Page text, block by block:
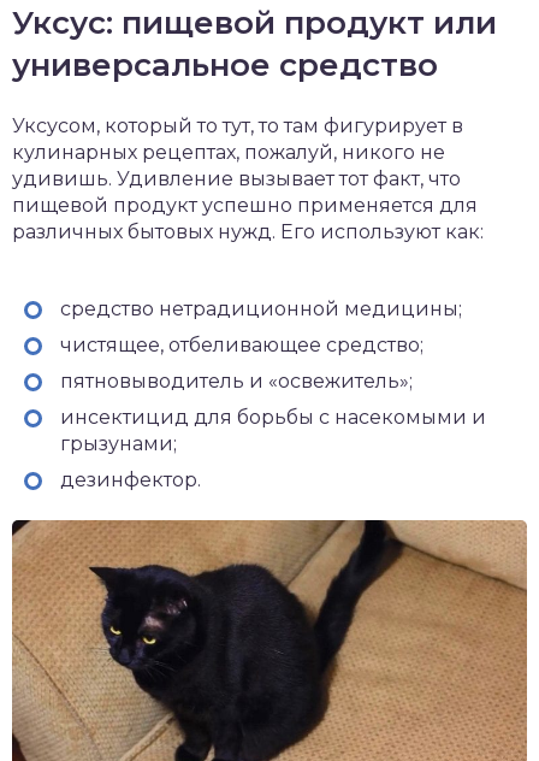
Уксус: пищевой продукт или
универсальное средство
Уксусом, который то тут, то там фигурирует в
кулинарных рецептах, пожалуй, никого не
удивишь. Удивление вызывает тот факт, что
пищевой продукт успешно применяется для
различных бытовых нужд. Его используют как:
средство нетрадиционной медицины;
чистящее, отбеливающее средство;
пятновыводитель и «освежитель»;
инсектицид для борьбы с насекомыми и
грызунами;
дезинфектор.